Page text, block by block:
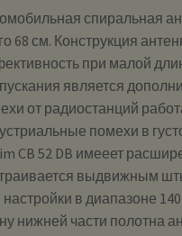
спиральная
68 см. Конструкция
при малой
является
от радиостанций
помехи в
CB 52 DB имееет
выдвижным
в диапазоне
нижней части полотна